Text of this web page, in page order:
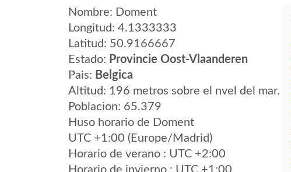
Nombre: Doment
Longitud: 4.1333333
Latitud: 50.9166667
Estado: Provincie Oost-Vlaanderen
Pais: Belgica
Altitud: 196 metros sobre el nvel del mar.
Poblacion: 65.379
Huso horario de Doment
UTC +1:00 (Europe/Madrid)
Horario de verano : UTC +2:00
Horario de invierno : UTC +1:00